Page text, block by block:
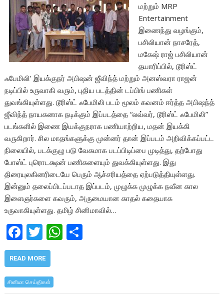
மற்றும் MRP
Entertainment
இணைந்து வழங்கும்,
பசிலியான் நாசரேத்,
மகேஷ் ராஜ் பசிலியான்
தயாரிப்பில், டூரிஸ்ட்
ஃபேமிலி’ இயக்குநர் அபிஷன் ஜீவிந்த் மற்றும் அனஸ்வரா ராஜன்
நடிப்பில் உருவாகி வரும், புதிய படத்தின் டப்பிங் பணிகள்
துவங்கியுள்ளது. டூரிஸ்ட் ஃபேமிலி படம் மூலம் கவனம் ஈர்த்த அபிஷந்த்
ஜீவிந்த் நாயகனாக நடிக்கும் இப்படத்தை “லவ்வர், டூரிஸ்ட் ஃபேமிலி”
படங்களில் இணை இயக்குநராக பணியாற்றிய, மதன் இயக்கி
வருகிறார். சில மாதங்களுக்கு முன்னர் தான் இப்படம் அறிவிக்கப்பட்ட
நிலையில், படக்குழு படு வேகமாக படப்பிடிப்பை முடித்து, தற்போது
போஸ்ட் புரொடக்ஷன் பணிகளையும் துவக்கியுள்ளது. இது
திரையுலகினரிடையே பெரும் ஆச்சரியத்தை ஏற்படுத்தியுள்ளது.
இன்னும் தலைப்பிடப்படாத இப்படம், முழுக்க முழுக்க நவீன கால
இளைஞர்களை கவரும், அருமையான காதல் கதையாக
உருவாகியுள்ளது. தமிழ் சினிமாவில்…
F
ac
e
b
T
w
itt
er
W
READ MORE
சினிமா செய்திகள்